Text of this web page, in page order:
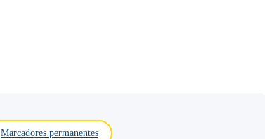
Marcadores permanentes